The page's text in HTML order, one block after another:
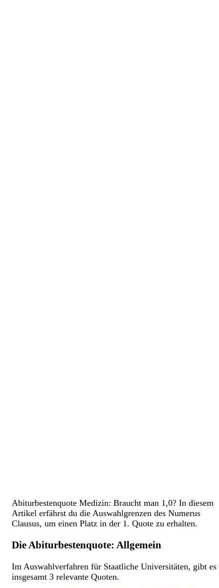
Abiturbestenquote Medizin: Braucht man 1,0? In diesem
Artikel erfährst du die Auswahlgrenzen des Numerus
Clausus, um einen Platz in der 1. Quote zu erhalten.
Die Abiturbestenquote: Allgemein
Im Auswahlverfahren für Staatliche Universitäten, gibt es
insgesamt 3 relevante Quoten.